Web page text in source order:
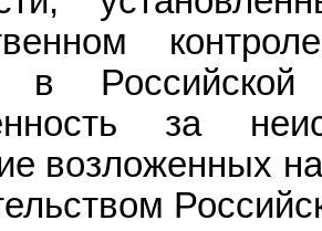
в
за
возложенных